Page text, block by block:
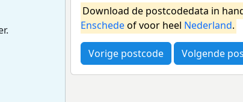
Download de postcodedata in
Enschedeof voor heel Nederland.
Vorige postcode Volgende